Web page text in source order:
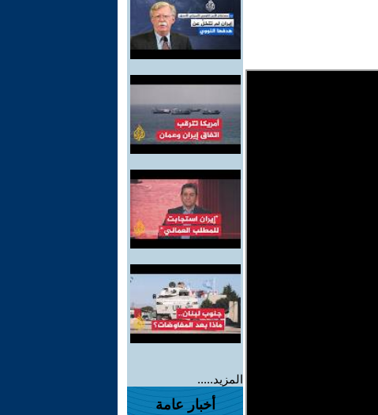
المزيد.....
أخبار عامة